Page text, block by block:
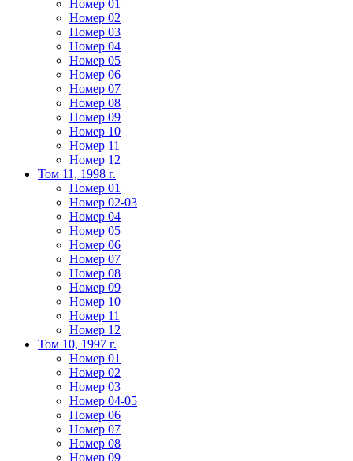
Номер 01
Номер 02
Номер 03
Номер 04
Номер 05
Номер 06
Номер 07
Номер 08
Номер 09
Номер 10
Номер 11
Номер 12
Том 11, 1998 г.
Номер 01
Номер 02-03
Номер 04
Номер 05
Номер 06
Номер 07
Номер 08
Номер 09
Номер 10
Номер 11
Номер 12
Том 10, 1997 г.
Номер 01
Номер 02
Номер 03
Номер 04-05
Номер 06
Номер 07
Номер 08
Номер 09